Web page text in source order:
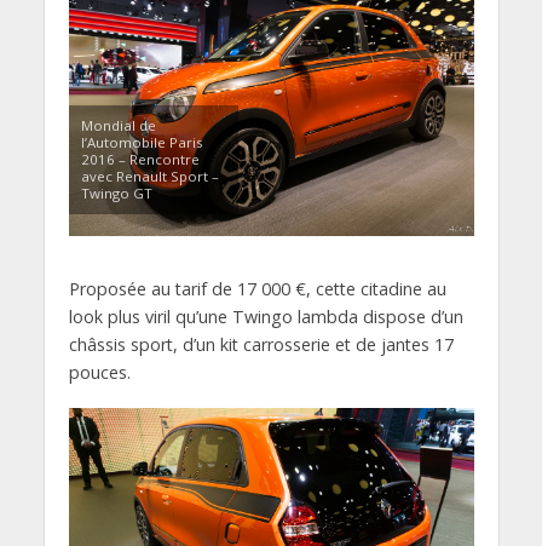
Mondial de
l’Automobile Paris
2016 – Rencontre
avec Renault Sport –
Twingo GT
Proposée au tarif de 17 000 €, cette citadine au
look plus viril qu’une Twingo lambda dispose d’un
châssis sport, d’un kit carrosserie et de jantes 17
pouces.